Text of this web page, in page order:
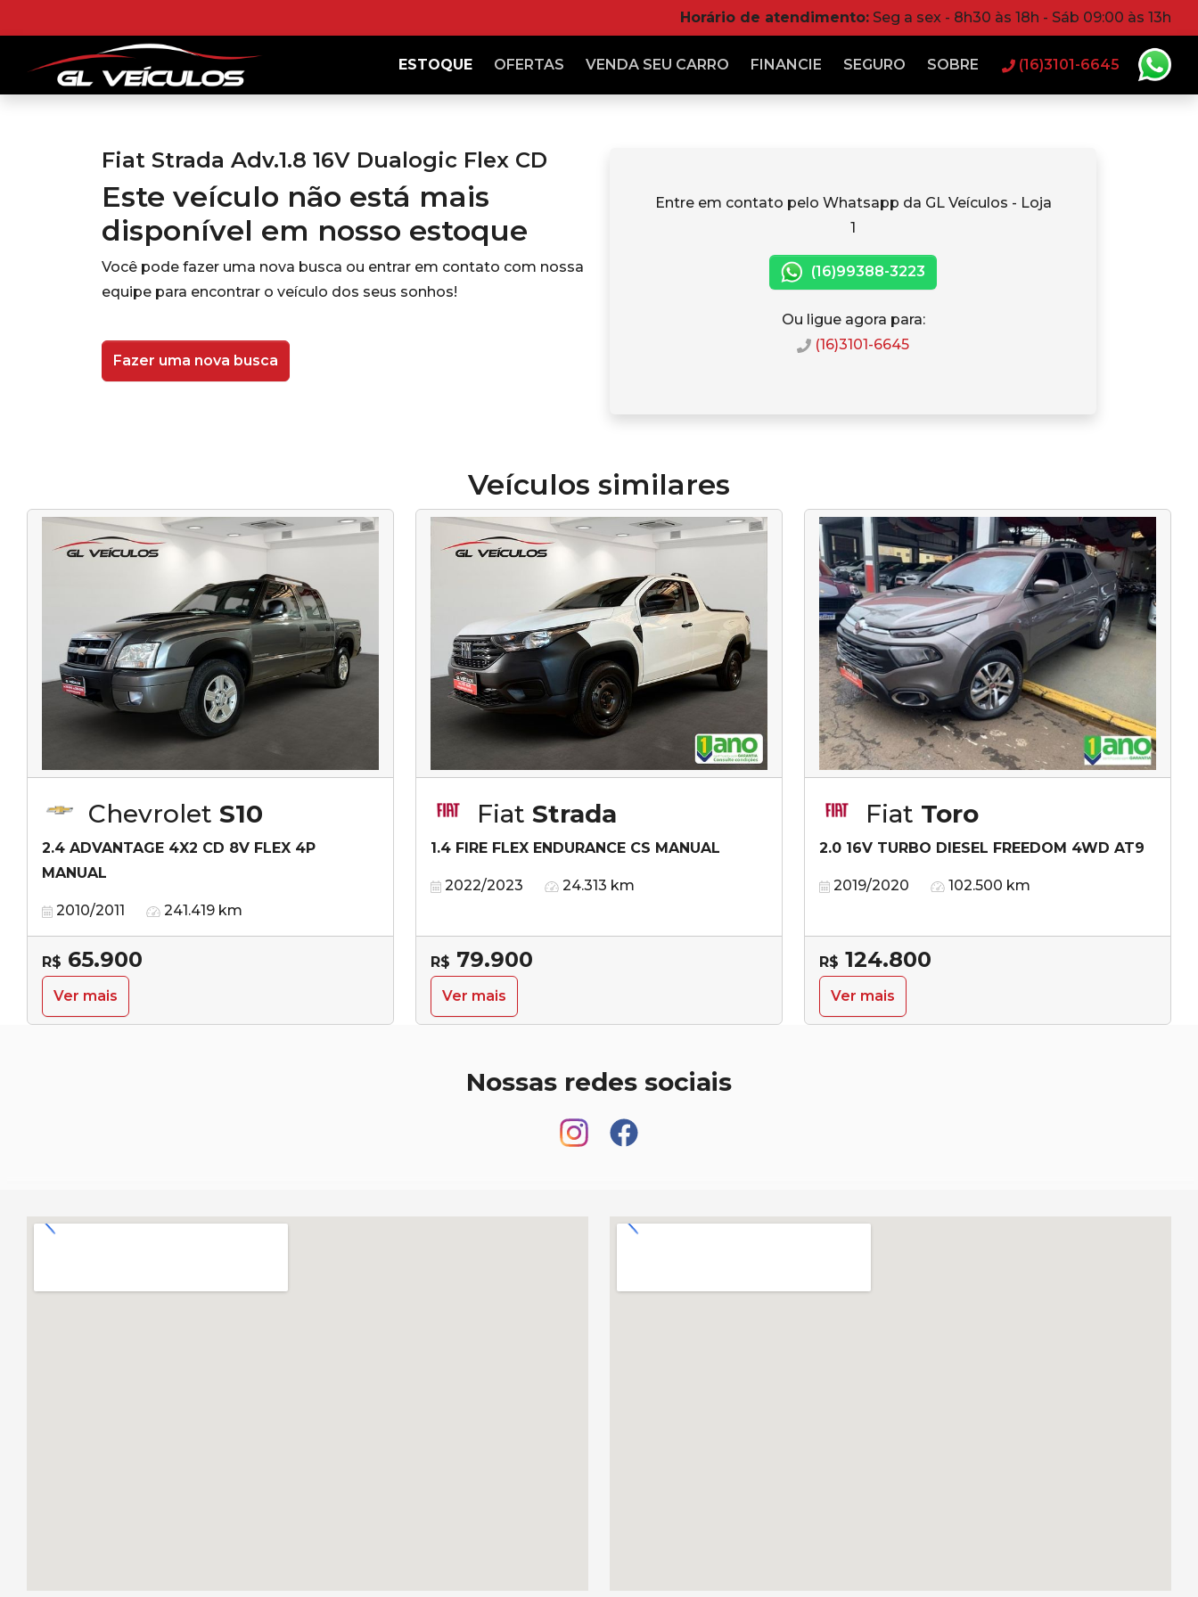
Horário de atendimento: Seg a sex - 8h30 às 18h - Sáb 09:00 às 13h
ESTOQUE OFERTAS VENDA SEU CARRO FINANCIE SEGURO SOBRE (16)3101-6645
Fiat Strada Adv.1.8 16V Dualogic Flex CD
Este veículo não está mais
disponível em nosso estoque
Você pode fazer uma nova busca ou entrar em contato com nossa
equipe para encontrar o veículo dos seus sonhos!
Fazer uma nova busca
Entre em contato pelo Whatsapp da GL Veículos - Loja
1
(16)99388-3223
Ou ligue agora para:
(16)3101-6645
Veículos similares
Chevrolet S10
2.4 ADVANTAGE 4X2 CD 8V FLEX 4P
MANUAL
2010/2011 241.419 km
R$ 65.900
Ver mais
Fiat Strada
1.4 FIRE FLEX ENDURANCE CS MANUAL
2022/2023 24.313 km
R$ 79.900
Ver mais
Fiat Toro
2.0 16V TURBO DIESEL FREEDOM 4WD AT9
2019/2020 102.500 km
R$ 124.800
Ver mais
Nossas redes sociais